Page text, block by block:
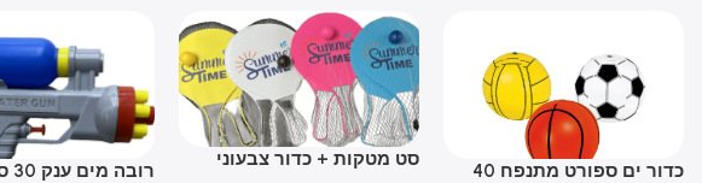
כדור ים ספורט מתנפח 40
סט מטקות + כדור צבעוני
רובה מים ענק 30 ס”מ